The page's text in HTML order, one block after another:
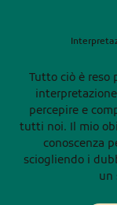
Tutto ciò è reso
percepire e
tutti noi. Il mio
conoscenza
sciogliendo i
un